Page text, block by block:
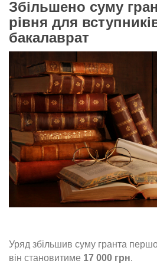
Збільшено суму
рівня для
бакалаврат
Уряд збільшив суму гранта
він становитиме 17 000 грн.